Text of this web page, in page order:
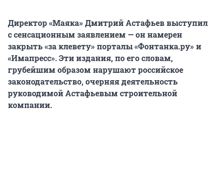
Директор «Маяка» Дмитрий Астафьев выступил
с сенсационным заявлением — он намерен
закрыть «за клевету» порталы «Фонтанка.ру» и
«Имапресс». Эти издания, по его словам,
грубейшим образом нарушают российское
законодательство, очерняя деятельность
руководимой Астафьевым строительной
компании.